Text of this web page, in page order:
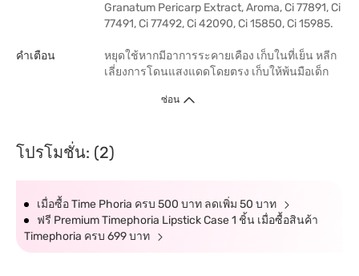
Granatum Pericarp Extract, Aroma, Ci 77891, Ci
77491, Ci 77492, Ci 42090, Ci 15850, Ci 15985.
คำเตือน
หยุดใช้หากมีอาการระคายเคือง เก็บในที่เย็น หลีก
เลี่ยงการโดนแสงแดดโดยตรง เก็บให้พ้นมือเด็ก
ซ่อน
โปรโมชั่น: (2)
เมื่อซื้อ Time Phoria ครบ 500 บาท ลดเพิ่ม 50 บาท
ฟรี Premium Timephoria Lipstick Case 1 ชิ้น เมื่อซื้อสินค้า
Timephoria ครบ 699 บาท